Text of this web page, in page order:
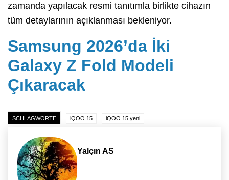
zamanda yapılacak resmi tanıtımla birlikte cihazın
tüm detaylarının açıklanması bekleniyor.
Samsung 2026’da İki
Galaxy Z Fold Modeli
Çıkaracak
SCHLAGWORTE iQOO 15 iQOO 15 yeni
Yalçın AS